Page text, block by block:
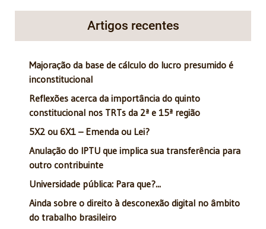
Artigos recentes
Majoração da base de cálculo do lucro presumido é
inconstitucional
Reflexões acerca da importância do quinto
constitucional nos TRTs da 2ª e 15ª região
5X2 ou 6X1 – Emenda ou Lei?
Anulação do IPTU que implica sua transferência para
outro contribuinte
Universidade pública: Para que?...
Ainda sobre o direito à desconexão digital no âmbito
do trabalho brasileiro